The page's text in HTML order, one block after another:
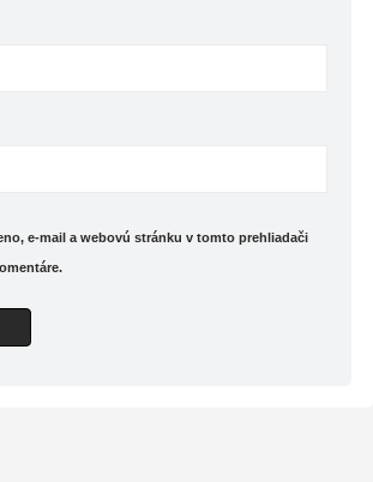
e-mail a webovú stránku v tomto prehliadači